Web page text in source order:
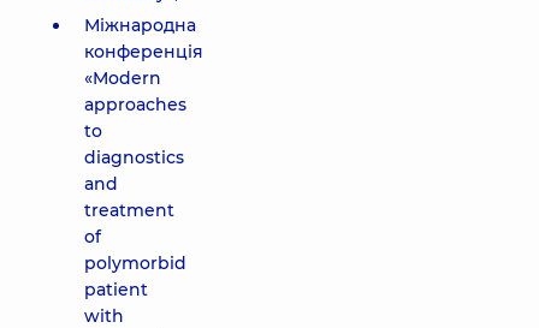
Міжнародна
конференція
«Modern
approaches
to
diagnostics
and
treatment
of
polymorbid
patient
with